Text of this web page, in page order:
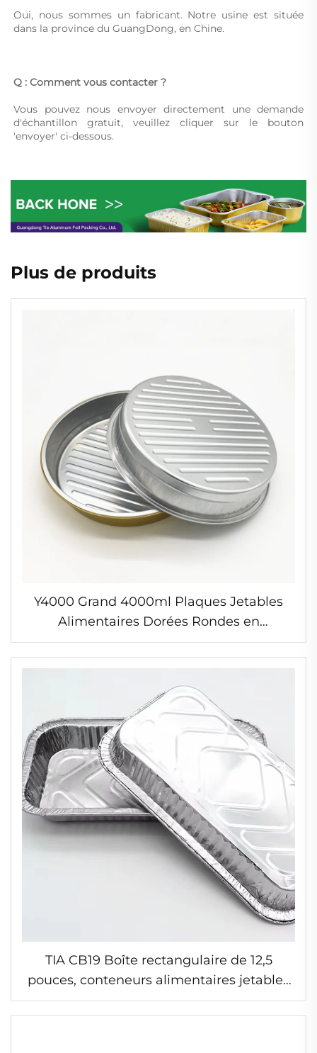
Oui, nous sommes un fabricant. Notre usine est située
dans la province du GuangDong, en Chine.
Q : Comment vous contacter ?
Vous pouvez nous envoyer directement une demande
d'échantillon gratuit, veuillez cliquer sur le bouton
'envoyer' ci-dessous.
Plus de produits
Y4000 Grand 4000ml Plaques Jetables
Alimentaires Dorées Rondes en
Aluminium de Qualité pour Usage Général
et Pâtisserie Type Plastique PP Boîte et
TIA CB19 Boîte rectangulaire de 12,5
pouces, conteneurs alimentaires jetables
écologiques, contenant en feuille
d'aluminium pour barbecue avec grille